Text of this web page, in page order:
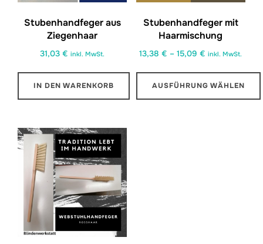
Stubenhandfeger aus
Ziegenhaar
31,03€ inkl. MwSt.
IN DEN WARENKORB
Stubenhandfeger mit
Haarmischung
13,38€ –15,09€ Preisspanne:
bis
inkl. MwSt.
AUSFÜHRUNG WÄHLEN